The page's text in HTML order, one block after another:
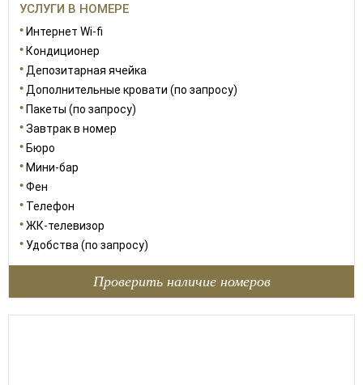
УСЛУГИ В НОМЕРЕ
Интернет Wi-fi
Кондиционер
Депозитарная ячейка
Дополнительные кровати (по запросу)
Пакеты (по запросу)
Завтрак в номер
Бюро
Мини-бар
Фен
Телефон
ЖК-телевизор
Удобства (по запросу)
Проверить наличие номеров